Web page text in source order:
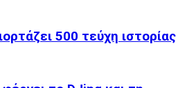
500 τεύχη ιστορίας